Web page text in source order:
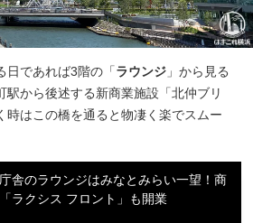
日であれば3階の「 ラウンジ 」から見る
駅から後述する新商業施設「北仲ブリ
時はこの橋を通ると物凄く楽でスムー
舎のラウンジはみなとみらい一望！商
ラクシス フロント」も開業